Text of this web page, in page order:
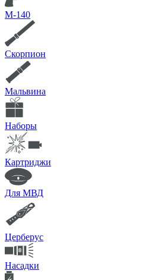
М-140
Скорпион
Мальвина
Наборы
Картриджи
Для МВД
Церберус
Насадки